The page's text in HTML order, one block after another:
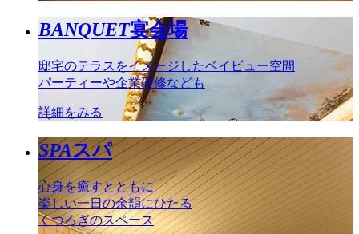
BANQUET宴会場
邸宅のテラスをイメージしたベイビュー空間
パーティーや企業研修なども
詳細をみる
SPAスパ
心身を癒すとともに
楽しい一日の余韻にひたる
くつろぎのスペース